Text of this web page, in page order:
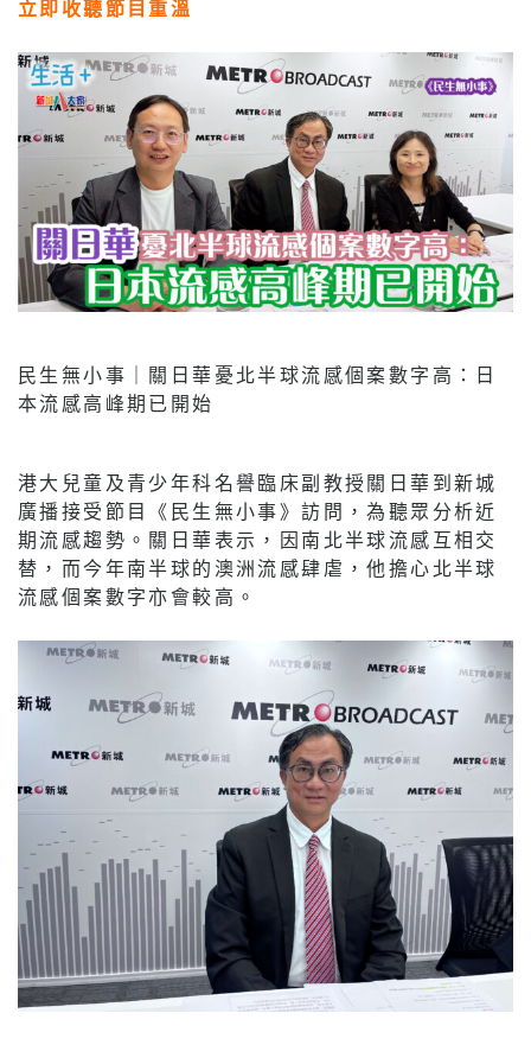
立即收聽節目重溫
民生無小事｜關日華憂北半球流感個案數字高：日
本流感高峰期已開始
港大兒童及青少年科名譽臨床副教授關日華到新城
廣播接受節目《民生無小事》訪問，為聽眾分析近
期流感趨勢。關日華表示，因南北半球流感互相交
替，而今年南半球的澳洲流感肆虐，他擔心北半球
流感個案數字亦會較高。